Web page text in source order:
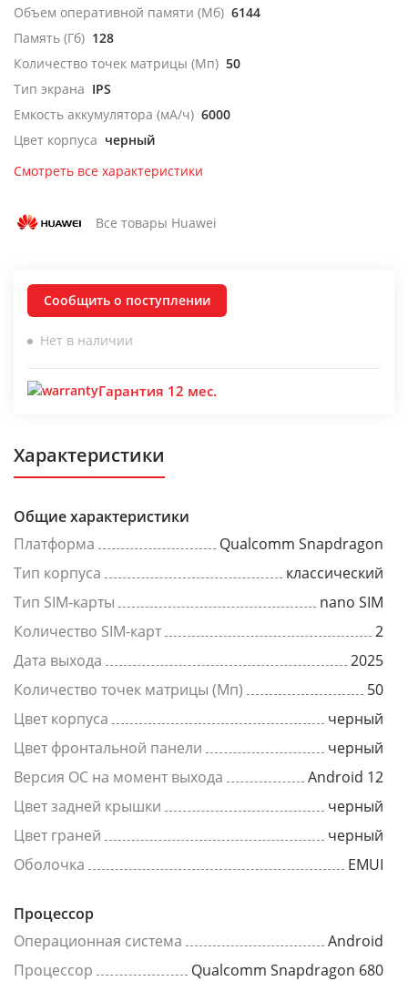
Объем оперативной памяти (Мб) 6144
Память (Гб) 128
Количество точек матрицы (Мп) 50
Тип экрана IPS
Емкость аккумулятора (мА/ч) 6000
Цвет корпуса черный
Смотреть все характеристики
Все товары Huawei
Сообщить о поступлении
Нет в наличии
Гарантия 12 мес.
Характеристики
Общие характеристики
Платформа
Qualcomm Snapdragon
Тип корпуса
классический
Тип SIM-карты
nano SIM
Количество SIM-карт
2
Дата выхода
2025
Количество точек матрицы (Мп)
50
Цвет корпуса
черный
Цвет фронтальной панели
черный
Версия ОС на момент выхода
Android 12
Цвет задней крышки
черный
Цвет граней
черный
Оболочка
EMUI
Процессор
Операционная система
Android
Процессор
Qualcomm Snapdragon 680